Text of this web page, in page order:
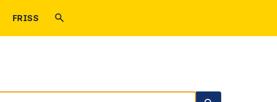
FRISS